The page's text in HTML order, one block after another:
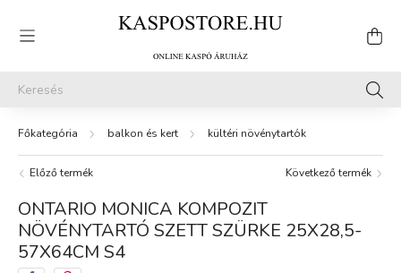
balkon és kert kültéri növénytartók
Előző termék Következő termék
ONTARIO MONICA KOMPOZIT
NÖVÉNYTARTÓ SZETT SZÜRKE 25X28,5-
57X64CM S4